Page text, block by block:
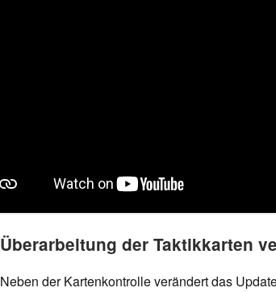
Überarbeitung der Taktikkarten
Neben der Kartenkontrolle verändert das